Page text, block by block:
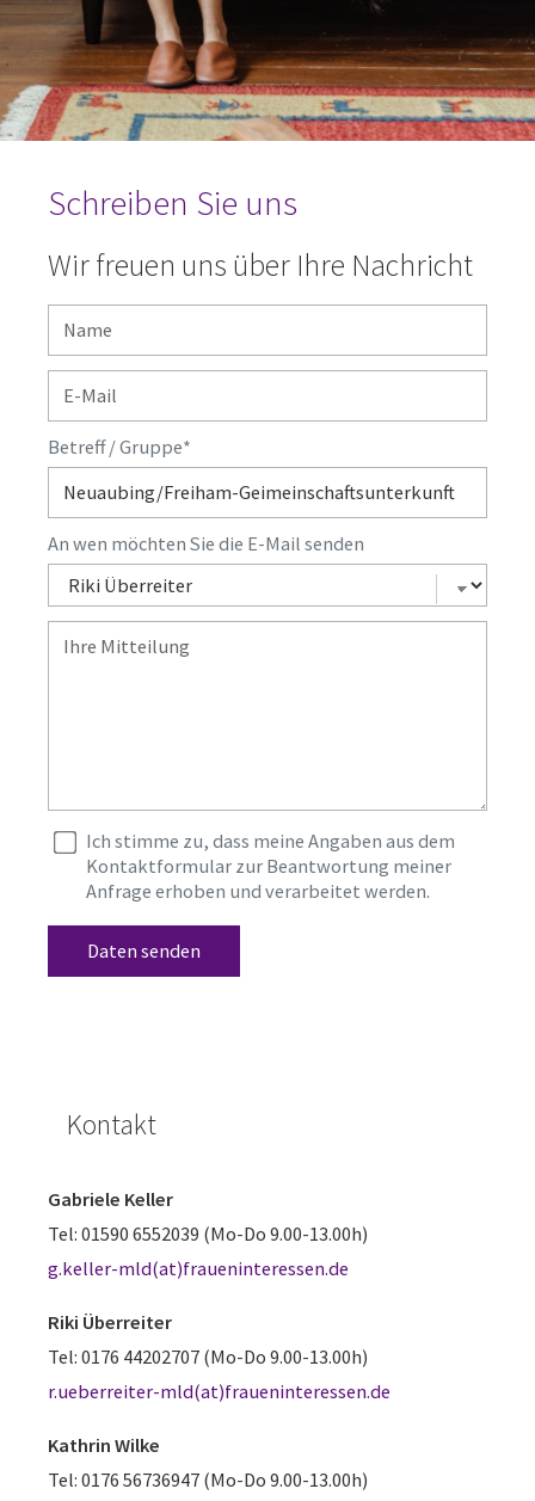
Schreiben Sie uns
Wir freuen uns über Ihre Nachricht
Betreff / Gruppe*
An wen möchten Sie die E-Mail senden
Ich stimme zu, dass meine Angaben aus dem
Kontaktformular zur Beantwortung meiner
Anfrage erhoben und verarbeitet werden.
Kontakt
Gabriele Keller
Tel: 01590 6552039 (Mo-Do 9.00-13.00h)
g.keller-mld(at)fraueninteressen.de
Riki Überreiter
Tel: 0176 44202707 (Mo-Do 9.00-13.00h)
r.ueberreiter-mld(at)fraueninteressen.de
Kathrin Wilke
Tel: 0176 56736947 (Mo-Do 9.00-13.00h)